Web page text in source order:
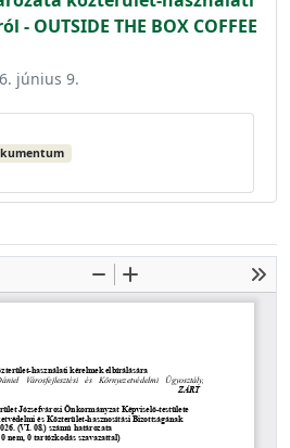
OUTSIDE THE BOX COFFEE
június 9.